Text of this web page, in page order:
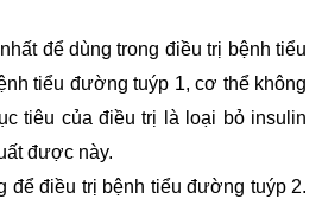
để dùng trong điều trị bệnh tiểu
tiểu đường tuýp 1, cơ thể không
tiêu của điều trị là loại bỏ insulin
được này.
để điều trị bệnh tiểu đường tuýp 2.